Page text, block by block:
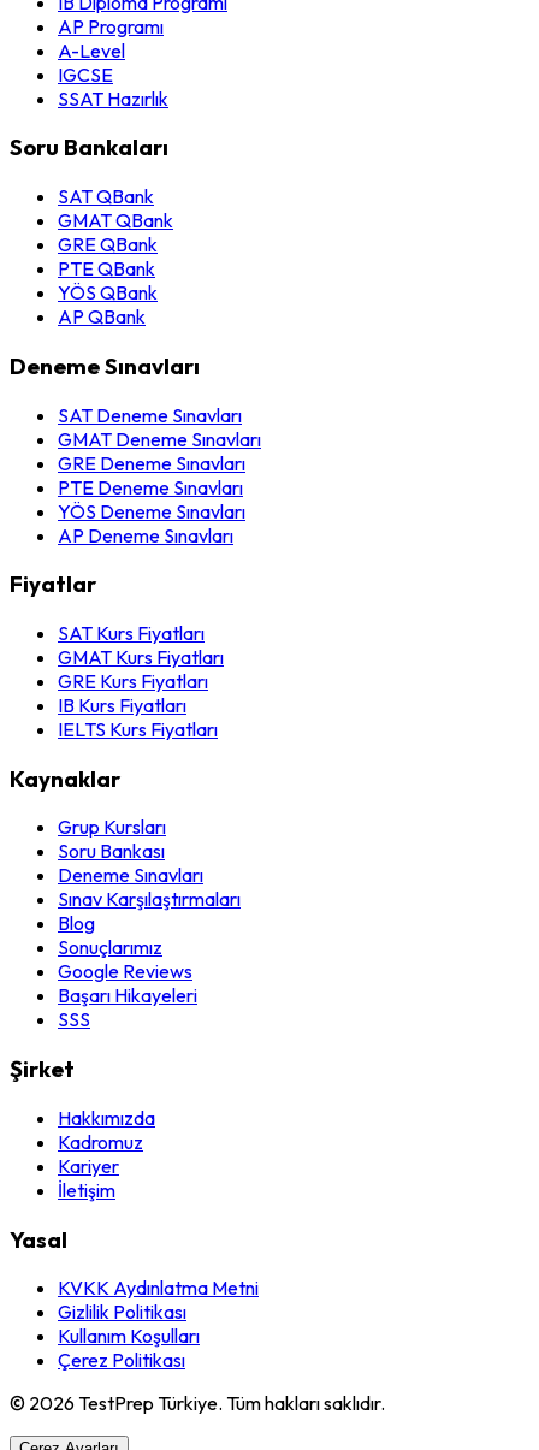
AP Programı
A-Level
IGCSE
SSAT Hazırlık
Soru Bankaları
SAT QBank
GMAT QBank
GRE QBank
PTE QBank
YÖS QBank
AP QBank
Deneme Sınavları
SAT Deneme Sınavları
GMAT Deneme Sınavları
GRE Deneme Sınavları
PTE Deneme Sınavları
YÖS Deneme Sınavları
AP Deneme Sınavları
Fiyatlar
SAT Kurs Fiyatları
GMAT Kurs Fiyatları
GRE Kurs Fiyatları
IB Kurs Fiyatları
IELTS Kurs Fiyatları
Kaynaklar
Grup Kursları
Soru Bankası
Deneme Sınavları
Sınav Karşılaştırmaları
Blog
Sonuçlarımız
Google Reviews
Başarı Hikayeleri
SSS
Şirket
Hakkımızda
Kadromuz
Kariyer
İletişim
Yasal
KVKK Aydınlatma Metni
Gizlilik Politikası
Kullanım Koşulları
Çerez Politikası
© 2026 TestPrep Türkiye. Tüm hakları saklıdır.